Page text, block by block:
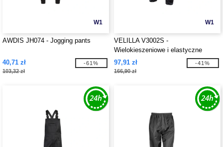
W1
AWDIS JH074 - Jogging pants
40,71 zł
103,32 zł
-61%
W1
VELILLA V3002S -
Wielokieszeniowe i elastyczne
spodnie
97,91 zł
166,90 zł
-41%